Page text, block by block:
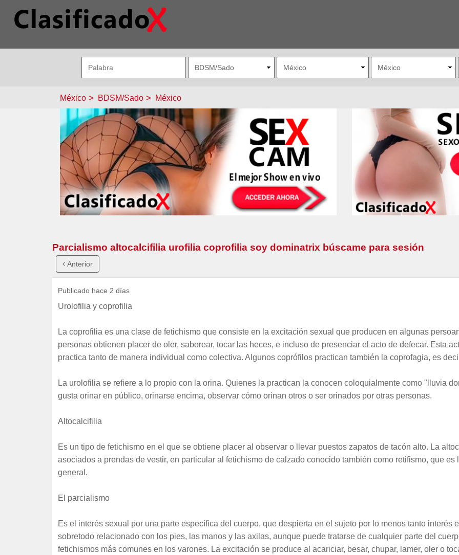
México BDSM/Sado México
Parcialismo altocalcifilia urofilia coprofilia soy dominatrix búscame para sesión
Anterior
Publicado hace 2 días
Urolofilia y coprofilia
La coprofilia es una clase de fetichismo que consiste en la excitación sexual que producen en algunas
personas obtienen placer de oler, saborear, tocar las heces, e incluso de presenciar el acto de defecar. Esta
practica tanto de manera individual como colectiva. Algunos coprófilos practican también la coprofagia, es
La urolofilia se refiere a lo propio con la orina. Quienes la practican la conocen coloquialmente como "lluvia
gusta orinar en público, orinarse encima, observar cómo orinan otros o ser orinados por otras personas.
Altocalcifilia
Es un tipo de fetichismo en el que se obtiene placer al observar o llevar puestos zapatos de tacón alto. La
asociados a prendas de vestir, en particular al fetichismo de calzado conocido también como retifismo, que
general.
El parcialismo
Es el interés sexual por una parte específica del cuerpo, que despierta en el sujeto por lo menos tanto interés
sobretodo relacionado con los pies, las manos y las axilas, aunque puede tratarse de cualquier parte del
fetichismos más comunes en los varones. La excitación se produce al acariciar, besar, chupar, lamer, oler o